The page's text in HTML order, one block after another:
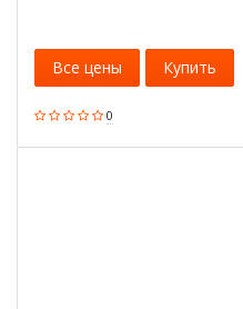
0
Все цены Купить